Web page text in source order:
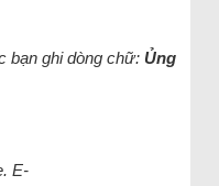
bạn ghi dòng chữ: Ủng
E-